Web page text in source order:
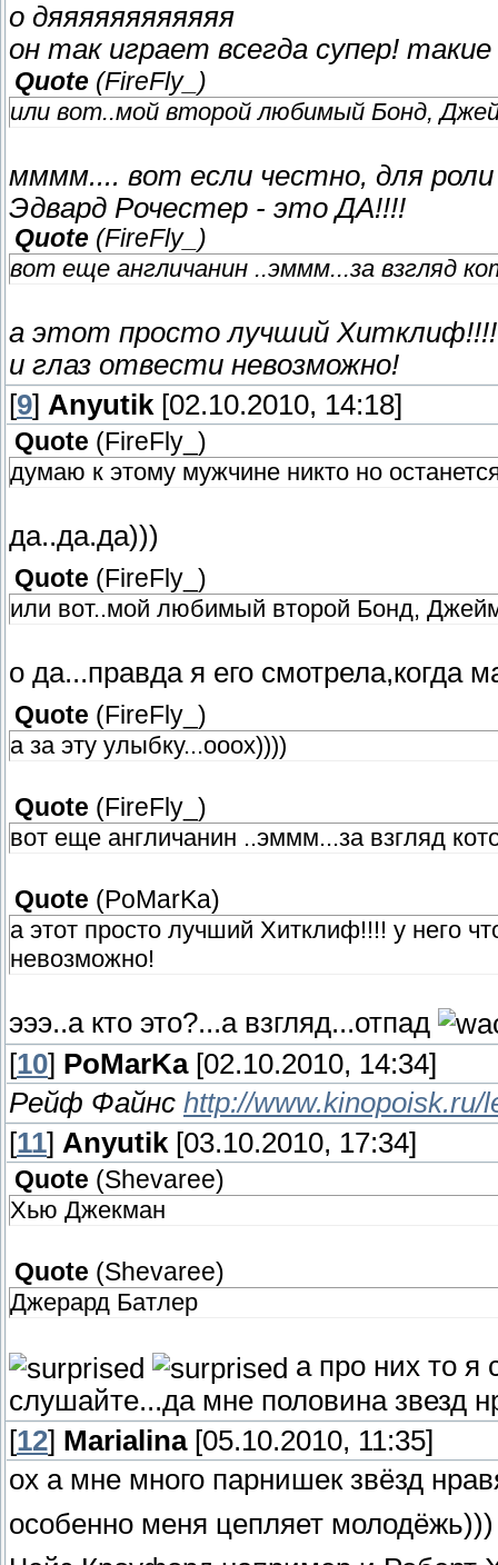
о дяяяяяяяяяяяя
он так играет всегда супер!
Quote (FireFly_ )
или вот..мой второй любимый Бонд,
мммм.... вот если честно, для
Эдвард Рочестер - это ДА!!!!
Quote (FireFly_ )
вот еще англичанин ..эммм...за взгляд
а этот просто лучший Хитклиф!!!!
и глаз отвести невозможно!
[9] Anyutik [02.10.2010, 14:18]
Quote ( FireFly_ )
думаю к этому мужчине никто но
да..да.да)))
Quote (FireFly_ )
или вот..мой любимый второй Бонд,
о да...правда я его смотрела,когда
Quote (FireFly_ )
а за эту улыбку...ооох))))
Quote (FireFly_ )
вот еще англичанин ..эммм...за взгляд
Quote (PoMarKa)
а этот просто лучший Хитклиф!!!! у него
невозможно!
эээ..а кто это?...а взгляд...отпад
[10] PoMarKa[02.10.2010, 14:34]
Рейф Файнс http://www.kinopoisk.ru/
[11] Anyutik [03.10.2010, 17:34]
Quote (Shevaree)
Хью Джекман
Quote (Shevaree)
Джерард Батлер
а про них то я
слушайте...да мне половина звезд
[12] Marialina[05.10.2010, 11:35]
ох а мне много парнишек звёзд
особенно меня цепляет молодёжь)))